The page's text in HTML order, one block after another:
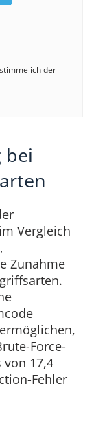
ich der
bei
Vergleich
Zunahme
Force-
von 17,4
Fehler